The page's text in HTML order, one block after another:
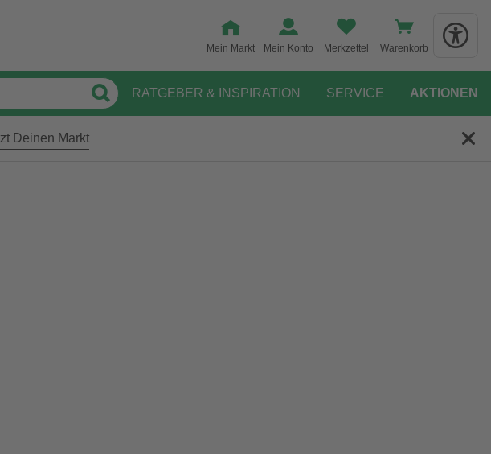
Mein Markt Mein Konto Merkzettel Warenkorb
RATGEBER & INSPIRATION SERVICE AKTIONEN
Deinen Markt